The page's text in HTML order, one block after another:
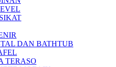
DAN BATHTUB
TERASO